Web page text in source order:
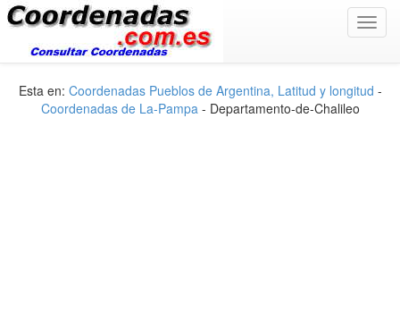
Esta en: Coordenadas Pueblos de Argentina, Latitud y longitud -
Coordenadas de La-Pampa- Departamento-de-Chalileo